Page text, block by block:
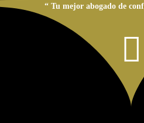
“ Tu mejor abogado de